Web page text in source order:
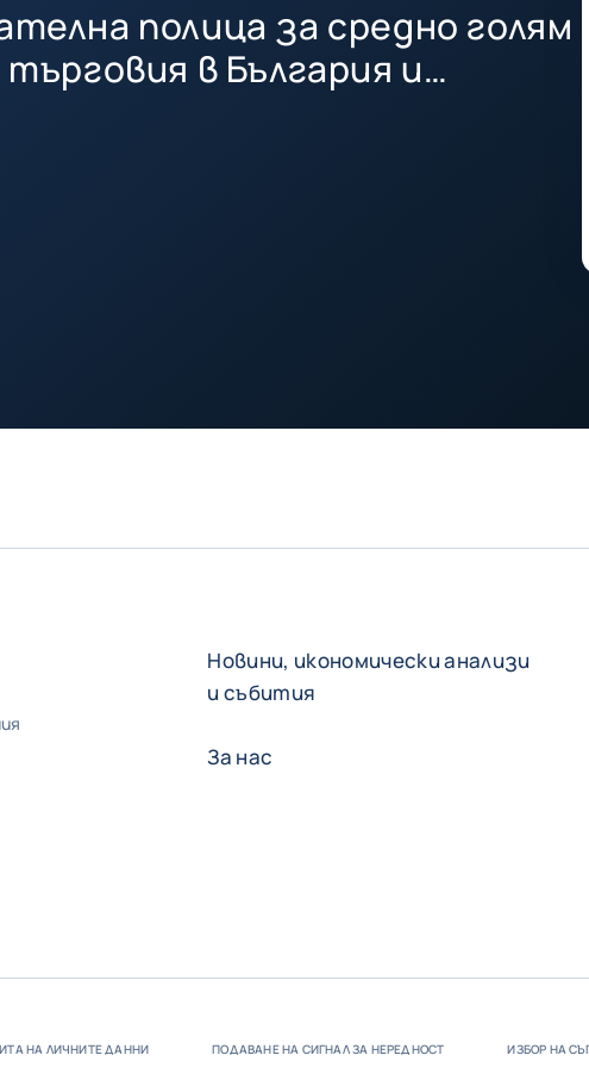
полица за средно голям
в България и
Новини, икономически анализи
и събития
За нас
НА ЛИЧНИТЕ ДАННИ ПОДАВАНЕ НА СИГНАЛ ЗА НЕРЕДНОСТ ИЗБОР НА